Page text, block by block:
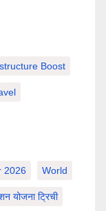
Boost
2026 World
योजना ट्रिची